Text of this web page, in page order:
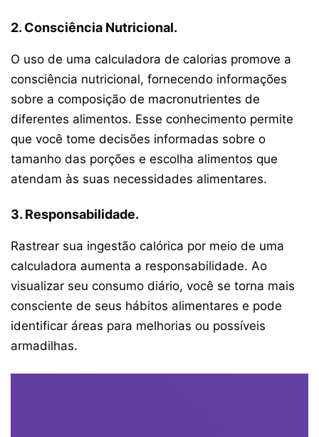
2. Consciência Nutricional.
O uso de uma calculadora de calorias promove a
consciência nutricional, fornecendo informações
sobre a composição de macronutrientes de
diferentes alimentos. Esse conhecimento permite
que você tome decisões informadas sobre o
tamanho das porções e escolha alimentos que
atendam às suas necessidades alimentares.
3. Responsabilidade.
Rastrear sua ingestão calórica por meio de uma
calculadora aumenta a responsabilidade. Ao
visualizar seu consumo diário, você se torna mais
consciente de seus hábitos alimentares e pode
identificar áreas para melhorias ou possíveis
armadilhas.